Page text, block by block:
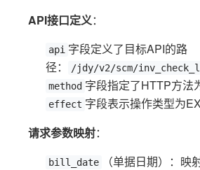
API接口定义：
api 字段定义了目标API的路
径：
/jdy/v2/scm/
method 字段指定了HTTP方法
effect 字段表示操作类型为
请求参数映射：
bill_date （单据日期）：映